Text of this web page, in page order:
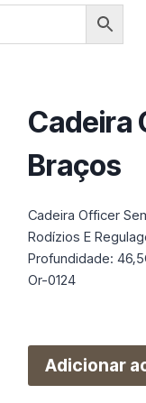
Cadeira
Braços
Cadeira Officer
Rodízios E
Profundidade:
Or-0124
Adicionar